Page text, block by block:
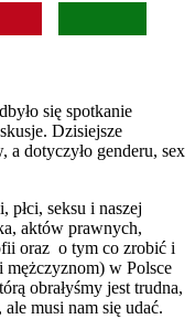
się spotkanie
Dzisiejsze
a dotyczyło genderu, sex
płci, seksu i naszej
aktów prawnych,
oraz o tym co zrobić i
w Polsce
obrałyśmy jest trudna,
musi nam się udać.